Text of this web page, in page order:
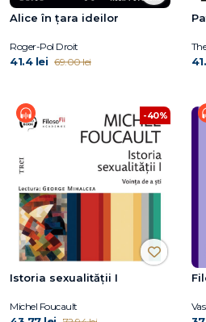
Alice în țara ideilor
Roger-Pol Droit
41.4 lei 69.00 lei
-40%
Istoria sexualității I
Michel Foucault